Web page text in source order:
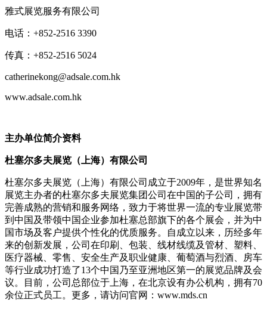
雅式展览服务有限公司
电话：+852-2516 3390
传真：+852-2516 5024
catherinekong@adsale.com.hk
www.adsale.com.hk
主办单位简介资料
杜塞尔多夫展览（上海）有限公司
杜塞尔多夫展览（上海）有限公司成立于2009年，是世界知名
展览主办者的杜塞尔多夫展览集团公司在中国的子公司，拥有
完善成熟的营销和服务网络，致力于将世界一流的专业展览带
到中国及带领中国企业参加杜塞总部旗下的各个展会，并为中
国市场及客户提供个性化的优质服务。自成立以来，历经多年
来的创新发展，公司在印刷、包装、线材线缆及管材、塑料、
医疗器械、零售、安全生产及职业健康、葡萄酒与烈酒、房车
等行业成功打造了13个中国乃至亚洲地区第一的展览品牌及会
议。目前，公司总部位于上海，在北京设有办公机构，拥有70
余位正式员工。更多，请访问官网：www.mds.cn